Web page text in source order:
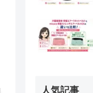
人気記事